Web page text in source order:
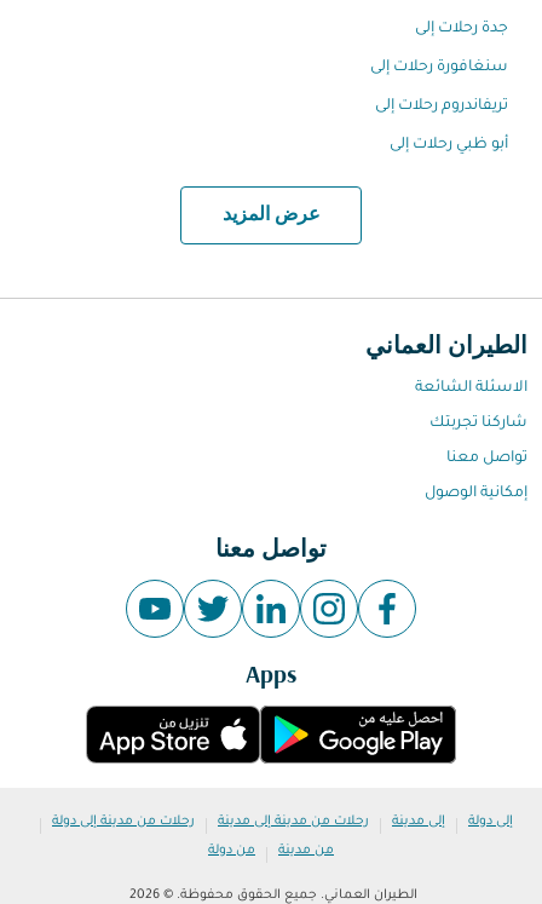
جدة رحلات إلى
سنغافورة رحلات إلى
تريفاندروم رحلات إلى
أبو ظبي رحلات إلى
عرض المزيد
الطيران العماني
الاسئلة الشائعة
شاركنا تجربتك
تواصل معنا
إمكانية الوصول
تواصل معنا
Apps
إلى دولة | إلى مدينة | رحلات من مدينة إلى مدينة | رحلات من مدينة إلى دولة |
من مدينة | من دولة
الطيران العماني. جميع الحقوق محفوظة. © 2026